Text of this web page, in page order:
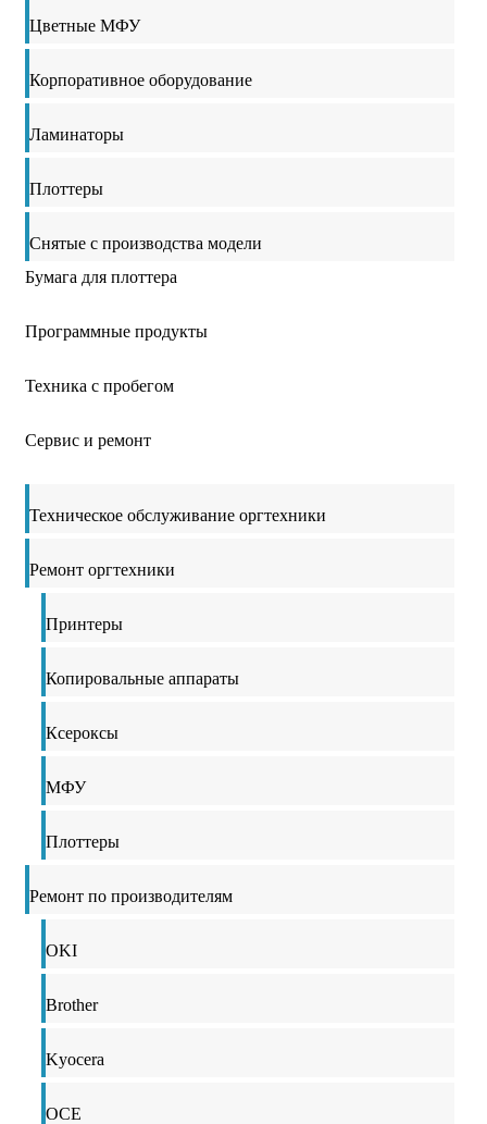
Цветные МФУ
Корпоративное оборудование
Ламинаторы
Плоттеры
Снятые с производства модели
Бумага для плоттера
Программные продукты
Техника с пробегом
Сервис и ремонт
Техническое обслуживание оргтехники
Ремонт оргтехники
Принтеры
Копировальные аппараты
Ксероксы
МФУ
Плоттеры
Ремонт по производителям
OKI
Brother
Kyocera
OCE